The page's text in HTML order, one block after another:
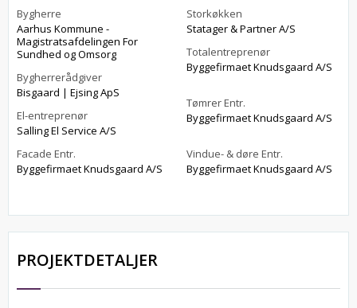
Bygherre
Aarhus Kommune -
Magistratsafdelingen For
Sundhed og Omsorg
Bygherrerådgiver
Bisgaard | Ejsing ApS
El-entreprenør
Salling El Service A/S
Facade Entr.
Byggefirmaet Knudsgaard A/S
Storkøkken
Statager & Partner A/S
Totalentreprenør
Byggefirmaet Knudsgaard A/S
Tømrer Entr.
Byggefirmaet Knudsgaard A/S
Vindue- & døre Entr.
Byggefirmaet Knudsgaard A/S
PROJEKTDETALJER